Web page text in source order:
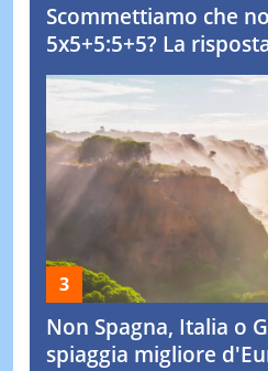
Scommettiamo che
5x5+5:5+5? La
Non Spagna, Italia o
spiaggia migliore